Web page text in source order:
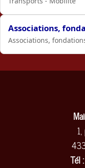
Associations,
Associations,
Tél